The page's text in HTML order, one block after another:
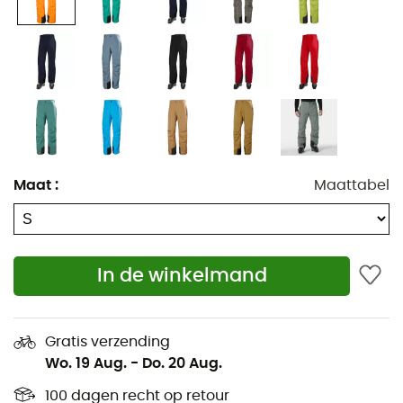
Maat : Maattabel
In de winkelmand
Gratis verzending
Wo. 19 Aug. - Do. 20 Aug.
100 dagen recht op retour
Duurzame waterafstotende afwerking (DWR)
Ventilatieritsen aan de binnenkant van de dijen
Voorgevormde knieën voor optimale mobiliteit
Schoengamaschen met antislip siliconenband
Versterkte broekspijpen
Twee zakken
Achterzak
Verstelbare taille
Riemplooien
Waterbestendige YKK®-ritssluitingen op de zakken
Gewicht: 570 g
Dit product is opgenomen in het Ski Free-programma
van Helly Hansen. Bij aankoop kunt u een gratis skipas
ontvangen in een van de partnerstations van het